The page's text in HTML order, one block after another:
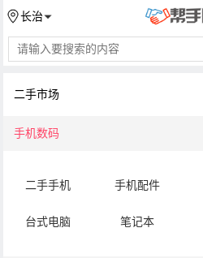
长治
二手市场
手机数码
二手手机 手机配件
台式电脑 笔记本